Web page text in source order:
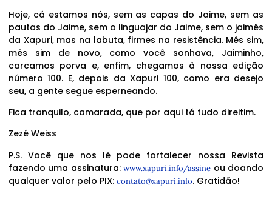
Hoje, cá estamos nós, sem as capas do Jaime, sem as
pautas do Jaime, sem o linguajar do Jaime, sem o jaimês
da Xapuri, mas na labuta, firmes na resistência. Mês sim,
mês sim de novo, como você sonhava, Jaiminho,
carcamos porva e, enfim, chegamos à nossa edição
número 100. E, depois da Xapuri 100, como era desejo
seu, a gente segue esperneando.
Fica tranquilo, camarada, que por aqui tá tudo direitim.
Zezé Weiss
P.S. Você que nos lê pode fortalecer nossa Revista
fazendo uma assinatura:www.xapuri.info/assine ou doando
qualquer valor pelo PIX: contato@xapuri.info. Gratidão!